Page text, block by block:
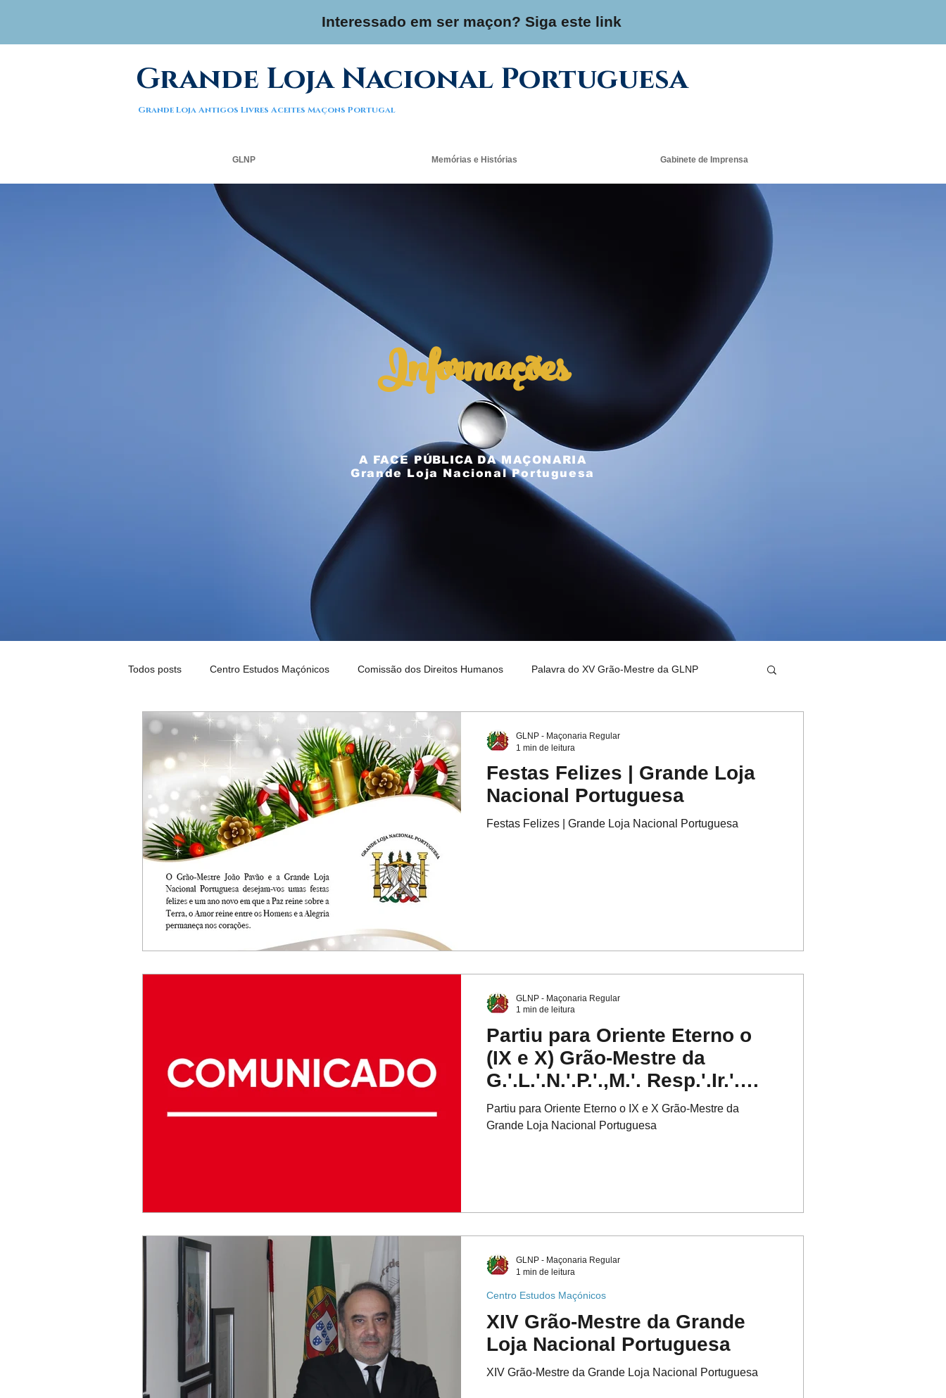
Interessado em ser maçon? Siga este link
Grande Loja Nacional Portuguesa
Grande Loja Antigos Livres Aceites Maçons Portugal
GLNP Memórias e Histórias Gabinete de Imprensa
Informações
A FACEPÚBLICA DA MAÇONARIA
Grande Loja Nacional Portuguesa
Todos posts Centro Estudos Maçónicos Comissão dos Direitos Humanos Palavra do XV Grão-Mestre da GLNP
Notícias Maçónicas Palavra do XVI Grão-Mestre
Festas Felizes | Grande Loja
Nacional Portuguesa
Festas Felizes | Grande Loja Nacional Portuguesa
GLNP - Maçonaria Regular
1 min de leitura
Partiu para Oriente Eterno o
(IX e X) Grão-Mestre da
G.'.L.'.N.'.P.'.,M.'. Resp.'.Ir.'.
Carlos Neves
Partiu para Oriente Eterno o IX e X Grão-Mestre da
Grande Loja Nacional Portuguesa
GLNP - Maçonaria Regular
1 min de leitura
XIV Grão-Mestre da Grande
Loja Nacional Portuguesa
XIV Grão-Mestre da Grande Loja Nacional Portuguesa
Centro Estudos Maçónicos
GLNP - Maçonaria Regular
1 min de leitura